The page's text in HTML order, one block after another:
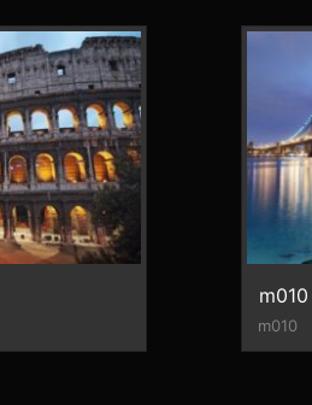
m010
m010